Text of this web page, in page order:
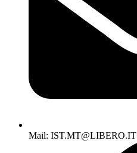
Mail: IST.MT@LIBERO.IT